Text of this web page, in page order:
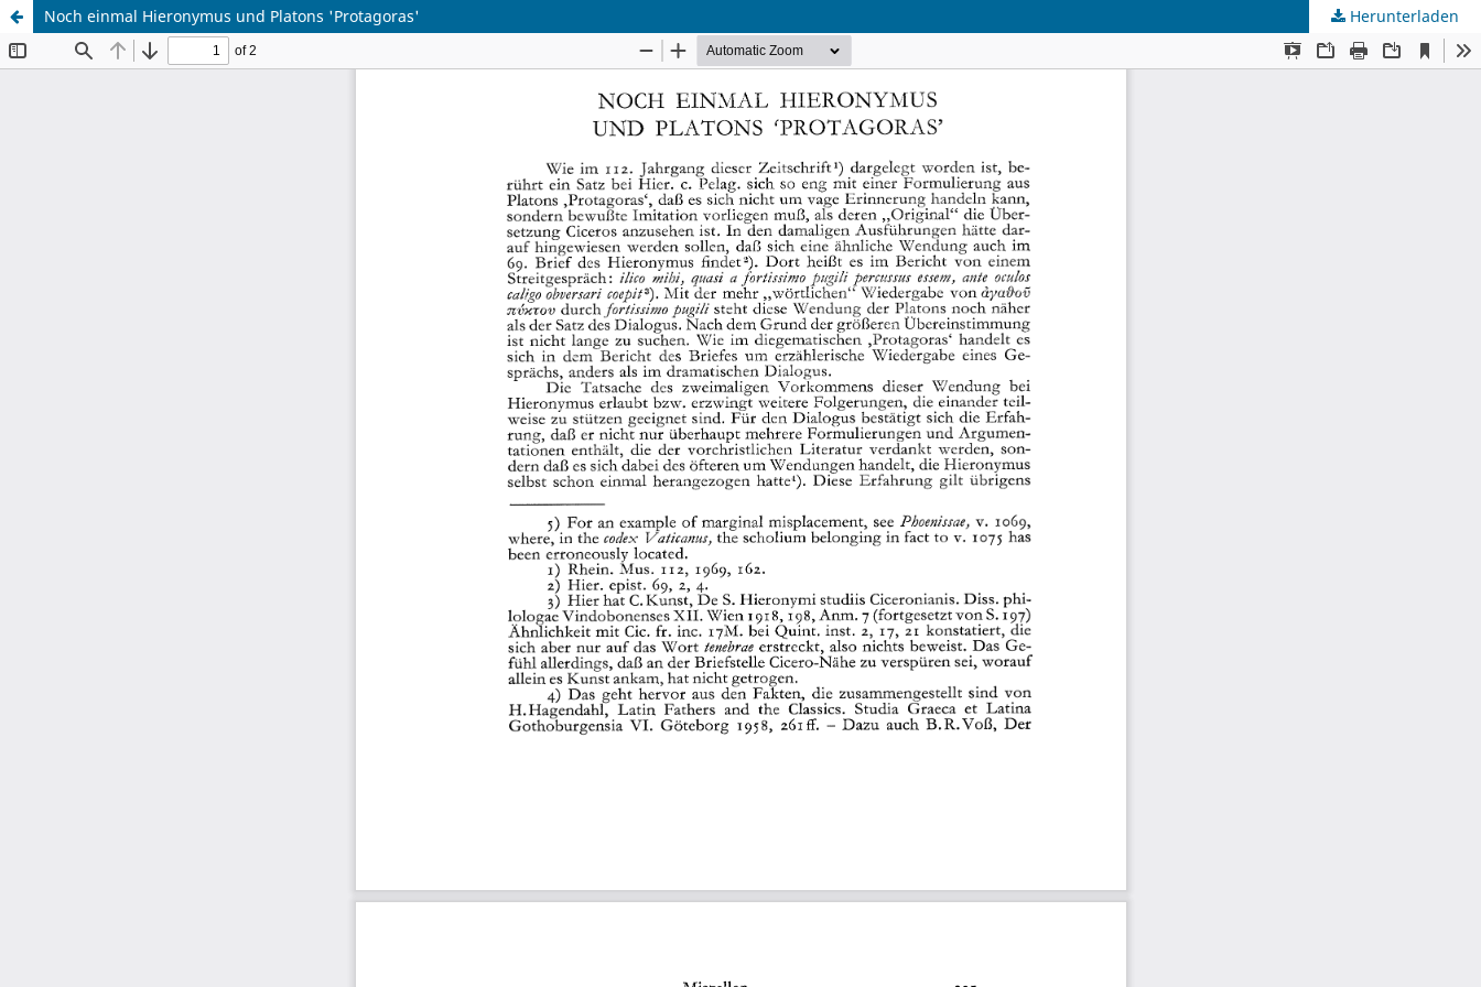
Noch einmal Hieronymus und Platons 'Protagoras' Herunterladen